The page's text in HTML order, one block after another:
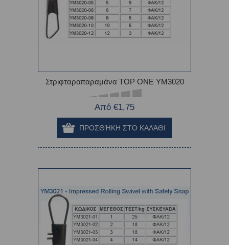
Στριφταροπαραμάνα TOP ONE YM3020
Από €1,75